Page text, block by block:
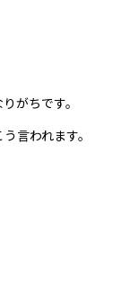
がちです。
言われます。